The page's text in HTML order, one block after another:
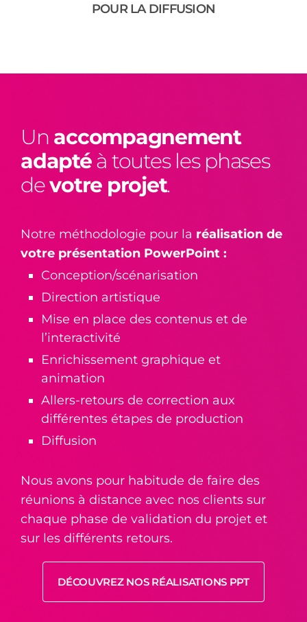
POUR LA DIFFUSION
Un accompagnement
adaptéà toutes les phases
devotre projet.
Notre méthodologie pour la réalisation de
votre présentation PowerPoint :
Conception/scénarisation
Direction artistique
Mise en place des contenus et de
l’interactivité
Enrichissement graphique et
animation
Allers-retours de correction aux
différentes étapes de production
Diffusion
Nous avons pour habitude de faire des
réunions à distance avec nos clients sur
chaque phase de validation du projet et
sur les différents retours.
DÉCOUVREZ NOS RÉALISATIONS PPT